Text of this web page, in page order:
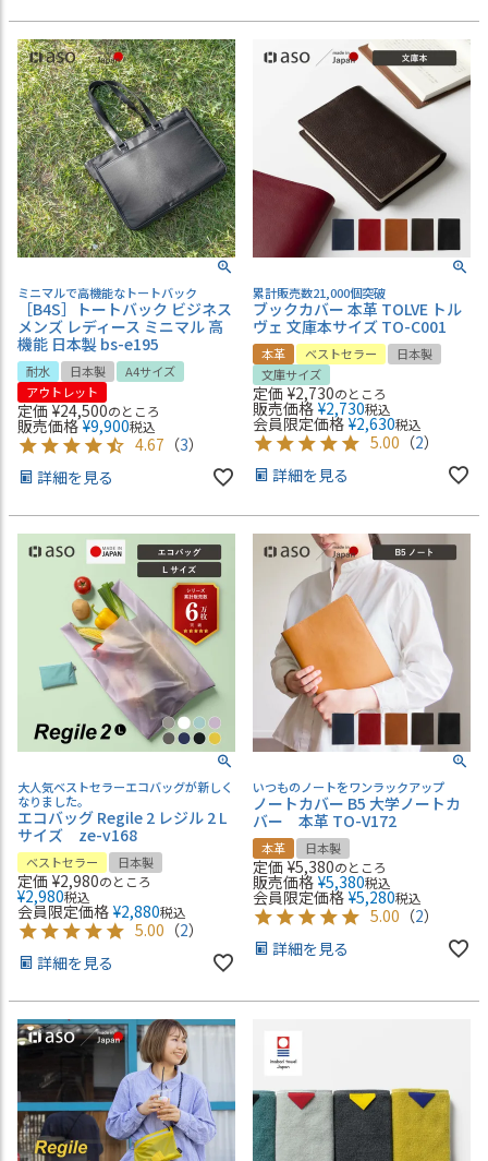
ミニマルで高機能なトートバック
［B4S］トートバック ビジネス
メンズ レディース ミニマル 高
機能 日本製 bs-e195
耐水 日本製
A4サイズ
アウトレット
定価 ¥24,500のところ
販売価格 ¥9,900税込
4.67 （3）
詳細を見る
累計販売数21,000個突破
ブックカバー 本革 TOLVE トル
ヴェ 文庫本サイズ TO-C001
本革 ベストセラー
日本製
文庫サイズ
定価 ¥2,730のところ
販売価格 ¥2,730税込
会員限定価格 ¥2,630税込
5.00 （2）
詳細を見る
大人気ベストセラーエコバッグが新しく
なりました。
エコバッグ Regile 2 レジル 2 L
サイズ ze-v168
ベストセラー 日本製
定価 ¥2,980のところ
¥2,980税込
会員限定価格 ¥2,880税込
5.00 （2）
詳細を見る
いつものノートをワンラックアップ
ノートカバー B5 大学ノートカ
バー 本革 TO-V172
本革 日本製
定価 ¥5,380のところ
販売価格 ¥5,380税込
会員限定価格 ¥5,280税込
5.00 （2）
詳細を見る